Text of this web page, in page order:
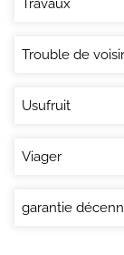
Travaux
Trouble de
Usufruit
Viager
garantie